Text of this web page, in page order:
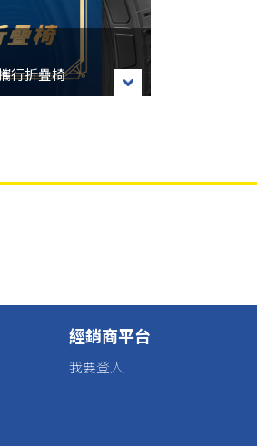
行折疊椅
▌
6.台灣米其林輪胎股份有限公司保有隨時變更、調整與終止本活動之權利，修正訊息以台灣米其林輪胎LINE官方帳號公告內容為準，恕不另行個別通知。
wk4fq7ZZg
經銷商平台
我要登入